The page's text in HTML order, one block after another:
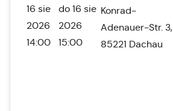
16 sie
2026
14:00
do 16 sie
2026
15:00
Konrad-
Adenauer-Str. 3,
85221 Dachau